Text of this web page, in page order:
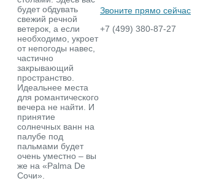
будет обдувать
свежий речной
ветерок, а если
необходимо, укроет
от непогоды навес,
частично
закрывающий
пространство.
Идеальнее места
для романтического
вечера не найти. И
принятие
солнечных ванн на
палубе под
пальмами будет
очень уместно – вы
же на «Palma De
Сочи».
Звоните прямо сейчас
+7 (499) 380-87-27